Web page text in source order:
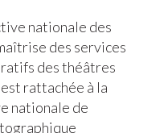
nationale des
des services
des théâtres
rattachée à la
nationale de